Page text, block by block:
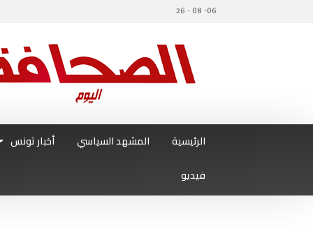
06- 08 - 26
الرئيسية المشهد السياسي أخبار تونس
فيديو